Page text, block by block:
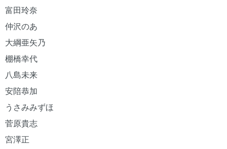
富田玲奈
仲沢のあ
大綱亜矢乃
棚橋幸代
八島未来
安陪恭加
うさみみずほ
菅原貴志
宮澤正